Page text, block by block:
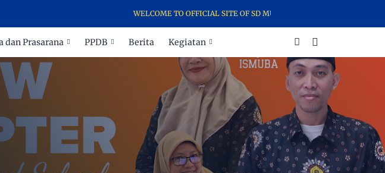
WELCOME TO OFFICIAL SITE OF SD MUHAMMADIYAH 21 SURABAYA -
dan Prasarana PPDB Berita Kegiatan